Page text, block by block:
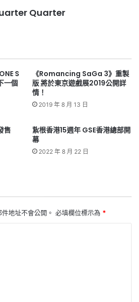
Quarter
S
一個
《Romancing SaGa 3》重製
版 將於東京遊戲展2019公開詳
情！
2019 年 8 月 13 日
售
紥根香港15週年 GSE香港總部開
幕
2022 年 8 月 22 日
地址不會公開。 必填欄位標示為 *